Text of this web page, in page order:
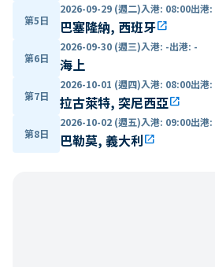
第5日
2026-09-29 (週二)入港: 08:00出港:
巴塞隆納, 西班牙open_in_new
第6日
2026-09-30 (週三)入港: -出港: -
海上
第7日
2026-10-01 (週四)入港: 08:00出港:
拉古萊特, 突尼西亞open_in_new
第8日
2026-10-02 (週五)入港: 09:00出港:
巴勒莫, 義大利open_in_new